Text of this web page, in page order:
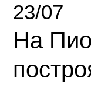
23/07
На